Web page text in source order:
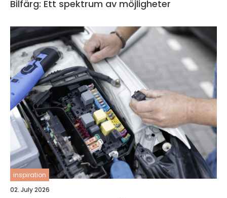
Bilfärg: Ett spektrum av möjligheter
inspiration
02. July 2026